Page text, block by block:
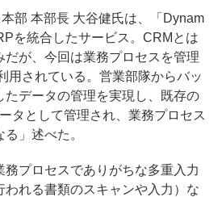
部 本部長 大谷健氏は、「Dynam
を統合したサービス。CRMとは
だが、今回は業務プロセスを管理
用されている。営業部隊からバッ
たデータの管理を実現し、既存の
タとして管理され、業務プロセス
」述べた。
プロセスでありがちな多重入力
われる書類のスキャンや入力）な